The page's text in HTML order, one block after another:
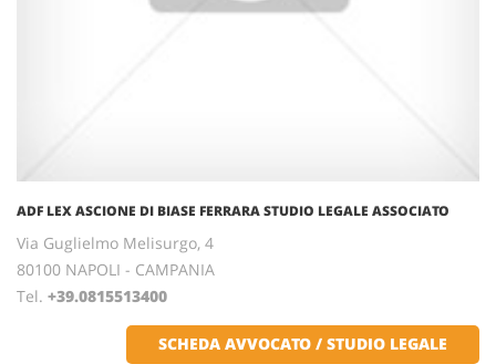
ADF LEX ASCIONE DI BIASE FERRARA STUDIO LEGALE ASSOCIATO
Via Guglielmo Melisurgo, 4
80100 NAPOLI - CAMPANIA
Tel. +39.0815513400
SCHEDA AVVOCATO / STUDIO LEGALE